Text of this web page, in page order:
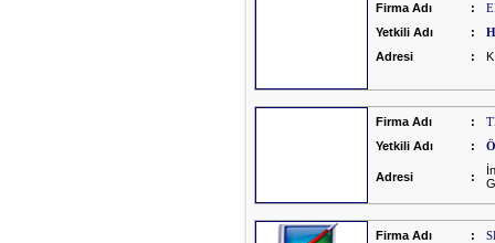
Firma Adı :
Yetkili Adı
:
Adresi
:
Firma Adı :
Yetkili Adı
:
Adresi :
Firma Adı :